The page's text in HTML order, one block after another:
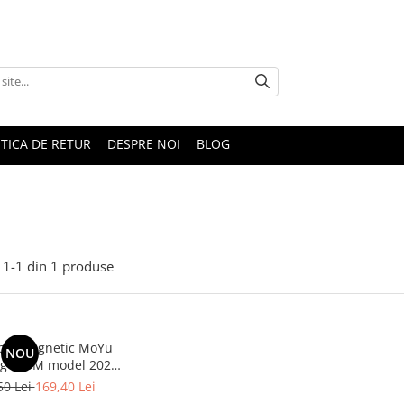
DE RETUR DESPRE NOI BLOG
1-1 din 1 produse
NOUMagnetic MoYu
YS3M model 2025
3x3x3 Stickerless
Lei169,40 Lei